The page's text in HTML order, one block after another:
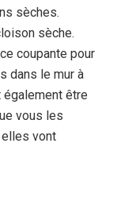
sèches.
sèche.
coupante pour
dans le mur à
être
vous les
vont